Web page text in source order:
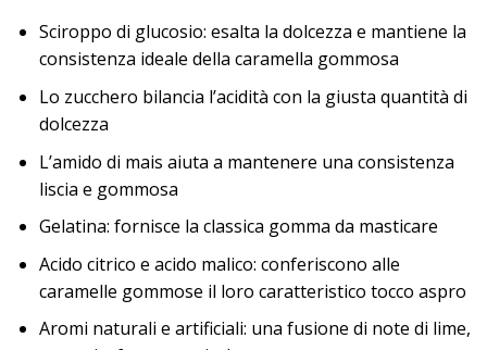
Sciroppo di glucosio: esalta la dolcezza e mantiene la
consistenza ideale della caramella gommosa
Lo zucchero bilancia l’acidità con la giusta quantità di
dolcezza
L’amido di mais aiuta a mantenere una consistenza
liscia e gommosa
Gelatina: fornisce la classica gomma da masticare
Acido citrico e acido malico: conferiscono alle
caramelle gommose il loro caratteristico tocco aspro
Aromi naturali e artificiali: una fusione di note di lime,